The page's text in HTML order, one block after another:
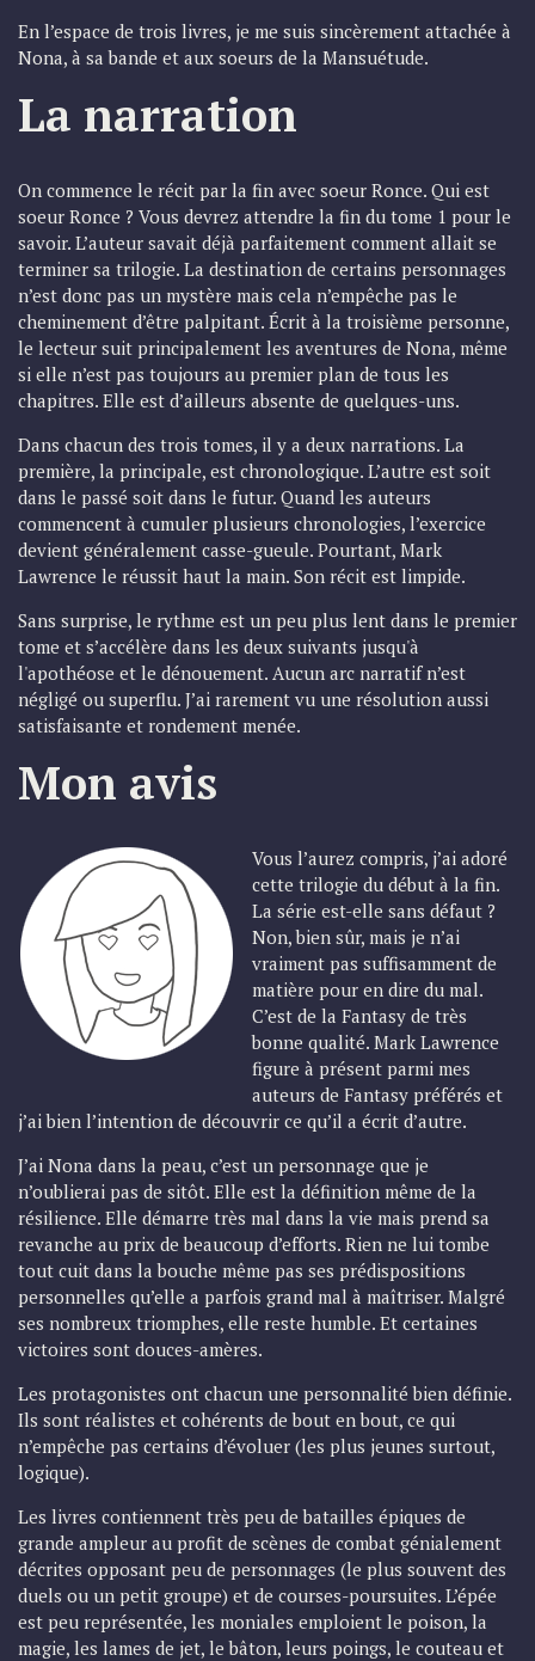
En l’espace de trois livres, je me suis sincèrement attachée à
Nona, à sa bande et aux soeurs de la Mansuétude.
La narration
On commence le récit par la fin avec soeur Ronce. Qui est
soeur Ronce ? Vous devrez attendre la fin du tome 1 pour le
savoir. L’auteur savait déjà parfaitement comment allait se
terminer sa trilogie. La destination de certains personnages
n’est donc pas un mystère mais cela n’empêche pas le
cheminement d’être palpitant. Écrit à la troisième personne,
le lecteur suit principalement les aventures de Nona, même
si elle n’est pas toujours au premier plan de tous les
chapitres. Elle est d’ailleurs absente de quelques-uns.
Dans chacun des trois tomes, il y a deux narrations. La
première, la principale, est chronologique. L’autre est soit
dans le passé soit dans le futur. Quand les auteurs
commencent à cumuler plusieurs chronologies, l’exercice
devient généralement casse-gueule. Pourtant, Mark
Lawrence le réussit haut la main. Son récit est limpide.
Sans surprise, le rythme est un peu plus lent dans le premier
tome et s’accélère dans les deux suivants jusqu'à
l'apothéose et le dénouement. Aucun arc narratif n’est
négligé ou superflu. J’ai rarement vu une résolution aussi
satisfaisante et rondement menée.
Mon avis
Vous l’aurez compris, j’ai adoré
cette trilogie du début à la fin.
La série est-elle sans défaut ?
Non, bien sûr, mais je n’ai
vraiment pas suffisamment de
matière pour en dire du mal.
C’est de la Fantasy de très
bonne qualité. Mark Lawrence
figure à présent parmi mes
auteurs de Fantasy préférés et
j’ai bien l’intention de découvrir ce qu’il a écrit d’autre.
J’ai Nona dans la peau, c’est un personnage que je
n’oublierai pas de sitôt. Elle est la définition même de la
résilience. Elle démarre très mal dans la vie mais prend sa
revanche au prix de beaucoup d’efforts. Rien ne lui tombe
tout cuit dans la bouche même pas ses prédispositions
personnelles qu’elle a parfois grand mal à maîtriser. Malgré
ses nombreux triomphes, elle reste humble. Et certaines
victoires sont douces-amères.
Les protagonistes ont chacun une personnalité bien définie.
Ils sont réalistes et cohérents de bout en bout, ce qui
n’empêche pas certains d’évoluer (les plus jeunes surtout,
logique).
Les livres contiennent très peu de batailles épiques de
grande ampleur au profit de scènes de combat génialement
décrites opposant peu de personnages (le plus souvent des
duels ou un petit groupe) et de courses-poursuites. L’épée
est peu représentée, les moniales emploient le poison, la
magie, les lames de jet, le bâton, leurs poings, le couteau et